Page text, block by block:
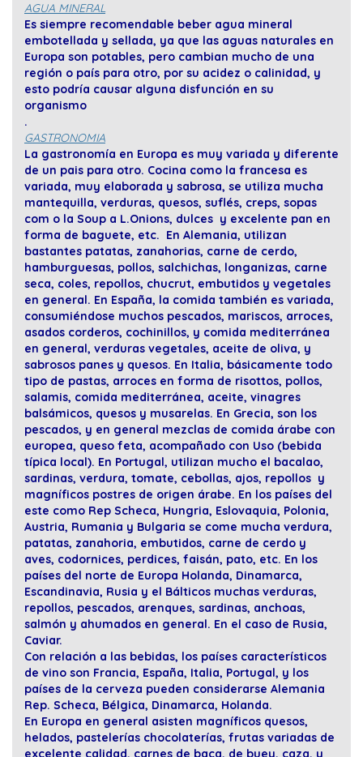
AGUA MINERAL
Es siempre recomendable beber agua mineral
embotellada y sellada, ya que las aguas naturales en
Europa son potables, pero cambian mucho de una
región o país para otro, por su acidez o calinidad, y
esto podría causar alguna disfunción en su
organismo
.
GASTRONOMIA
La gastronomía en Europa es muy variada y diferente
de un pais para otro. Cocina como la francesa es
variada, muy elaborada y sabrosa, se utiliza mucha
mantequilla, verduras, quesos, suflés, creps, sopas
com o la Soup a L.Onions, dulces y excelente pan en
forma de baguete, etc. En Alemania, utilizan
bastantes patatas, zanahorias, carne de cerdo,
hamburguesas, pollos, salchichas, longanizas, carne
seca, coles, repollos, chucrut, embutidos y vegetales
en general. En España, la comida también es variada,
consumiéndose muchos pescados, mariscos, arroces,
asados corderos, cochinillos, y comida mediterránea
en general, verduras vegetales, aceite de oliva, y
sabrosos panes y quesos. En Italia, básicamente todo
tipo de pastas, arroces en forma de risottos, pollos,
salamis, comida mediterránea, aceite, vinagres
balsámicos, quesos y musarelas. En Grecia, son los
pescados, y en general mezclas de comida árabe con
europea, queso feta, acompañado con Uso (bebida
típica local). En Portugal, utilizan mucho el bacalao,
sardinas, verdura, tomate, cebollas, ajos, repollos y
magníficos postres de origen árabe. En los países del
este como Rep Scheca, Hungria, Eslovaquia, Polonia,
Austria, Rumania y Bulgaria se come mucha verdura,
patatas, zanahoria, embutidos, carne de cerdo y
aves, codornices, perdices, faisán, pato, etc. En los
países del norte de Europa Holanda, Dinamarca,
Escandinavia, Rusia y el Bálticos muchas verduras,
repollos, pescados, arenques, sardinas, anchoas,
salmón y ahumados en general. En el caso de Rusia,
Caviar.
Con relación a las bebidas, los países característicos
de vino son Francia, España, Italia, Portugal, y los
países de la cerveza pueden considerarse Alemania
Rep. Scheca, Bélgica, Dinamarca, Holanda.
En Europa en general asisten magníficos quesos,
helados, pastelerías chocolaterías, frutas variadas de
excelente calidad, carnes de baca, de buey, caza, y